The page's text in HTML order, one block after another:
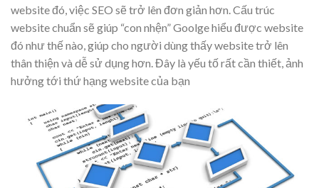
website đó, việc SEO sẽ trở lên đơn giản hơn. Cấu trúc
website chuẩn sẽ giúp “con nhện” Goolge hiểu được website
đó như thế nào, giúp cho người dùng thấy website trở lên
thân thiện và dễ sử dụng hơn. Đây là yếu tố rất cần thiết, ảnh
hưởng tới thứ hạng website của bạn